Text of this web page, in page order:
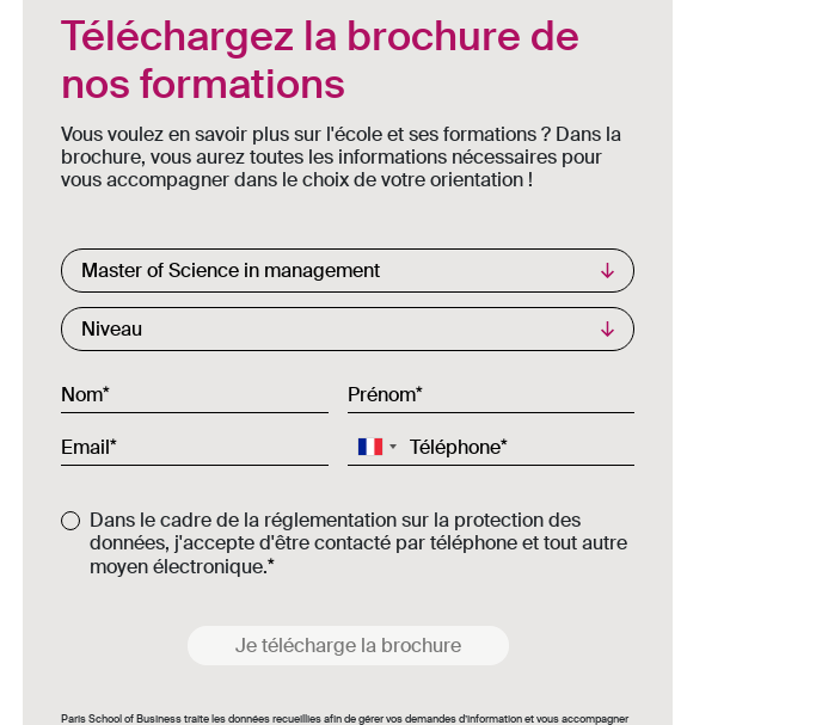
Téléchargez la brochure de
nos formations
Vous voulez en savoir plus sur l'école et ses formations ? Dans la
brochure, vous aurez toutes les informations nécessaires pour
vous accompagner dans le choix de votre orientation !
Commercial List
Formation
Niveau
Nom Prénom
Email Téléphone
Dans le cadre de la réglementation sur la protection des
données, j'accepte d'être contacté par téléphone et tout autre
moyen électronique.
Je télécharge la brochure
Paris School of Business traite les données recueillies afin de gérer vos demandes d’information et vous accompagner